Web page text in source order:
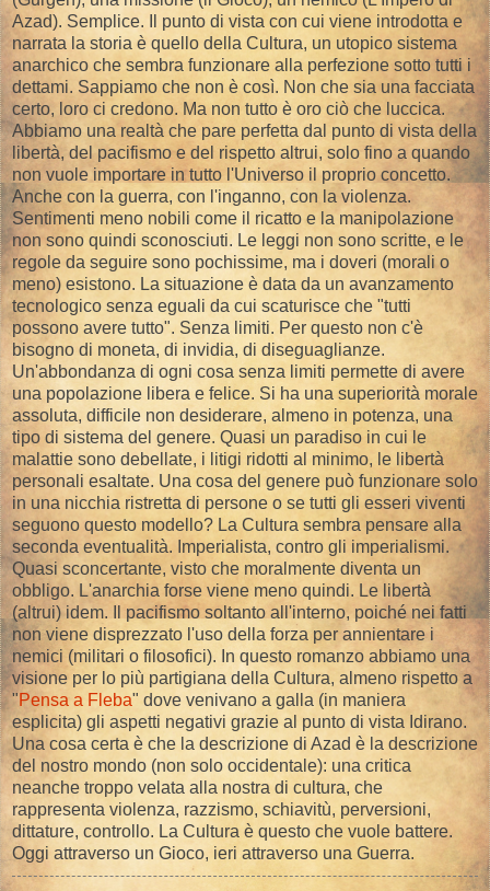
Azad). Semplice. Il punto di vista con cui viene introdotta e
narrata la storia è quello della Cultura, un utopico sistema
anarchico che sembra funzionare alla perfezione sotto tutti i
dettami. Sappiamo che non è così. Non che sia una facciata
certo, loro ci credono. Ma non tutto è oro ciò che luccica.
Abbiamo una realtà che pare perfetta dal punto di vista della
libertà, del pacifismo e del rispetto altrui, solo fino a quando
non vuole importare in tutto l'Universo il proprio concetto.
Anche con la guerra, con l'inganno, con la violenza.
Sentimenti meno nobili come il ricatto e la manipolazione
non sono quindi sconosciuti. Le leggi non sono scritte, e le
regole da seguire sono pochissime, ma i doveri (morali o
meno) esistono. La situazione è data da un avanzamento
tecnologico senza eguali da cui scaturisce che "tutti
possono avere tutto". Senza limiti. Per questo non c'è
bisogno di moneta, di invidia, di diseguaglianze.
Un'abbondanza di ogni cosa senza limiti permette di avere
una popolazione libera e felice. Si ha una superiorità morale
assoluta, difficile non desiderare, almeno in potenza, una
tipo di sistema del genere. Quasi un paradiso in cui le
malattie sono debellate, i litigi ridotti al minimo, le libertà
personali esaltate. Una cosa del genere può funzionare solo
in una nicchia ristretta di persone o se tutti gli esseri viventi
seguono questo modello? La Cultura sembra pensare alla
seconda eventualità. Imperialista, contro gli imperialismi.
Quasi sconcertante, visto che moralmente diventa un
obbligo. L'anarchia forse viene meno quindi. Le libertà
(altrui) idem. Il pacifismo soltanto all'interno, poiché nei fatti
non viene disprezzato l'uso della forza per annientare i
nemici (militari o filosofici). In questo romanzo abbiamo una
visione per lo più partigiana della Cultura, almeno rispetto a
"Pensa a Fleba" dove venivano a galla (in maniera
esplicita) gli aspetti negativi grazie al punto di vista Idirano.
Una cosa certa è che la descrizione di Azad è la descrizione
del nostro mondo (non solo occidentale): una critica
neanche troppo velata alla nostra di cultura, che
rappresenta violenza, razzismo, schiavitù, perversioni,
dittature, controllo. La Cultura è questo che vuole battere.
Oggi attraverso un Gioco, ieri attraverso una Guerra.